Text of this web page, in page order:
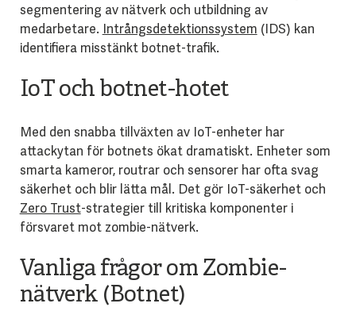
segmentering av nätverk och utbildning av
medarbetare. Intrångsdetektionssystem (IDS) kan
identifiera misstänkt botnet-trafik.
IoT och botnet-hotet
Med den snabba tillväxten av IoT-enheter har
attackytan för botnets ökat dramatiskt. Enheter som
smarta kameror, routrar och sensorer har ofta svag
säkerhet och blir lätta mål. Det gör IoT-säkerhet och
Zero Trust-strategier till kritiska komponenter i
försvaret mot zombie-nätverk.
Vanliga frågor om Zombie-
nätverk (Botnet)